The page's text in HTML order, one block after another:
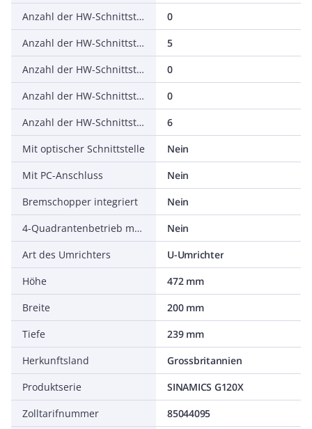
Anzahl der HW-Schnittstellen seriell RS-485
0
Anzahl der HW-Schnittstellen seriell TTY
5
Anzahl der HW-Schnittstellen USB
0
Anzahl der HW-Schnittstellen parallel
0
Anzahl der HW-Schnittstellen sonstige
6
Mit optischer Schnittstelle
Nein
Mit PC-Anschluss
Nein
Bremschopper integriert
Nein
4-Quadrantenbetrieb möglich
Nein
Art des Umrichters
U-Umrichter
Höhe
472 mm
Breite
200 mm
Tiefe
239 mm
Herkunftsland
Grossbritannien
Produktserie
SINAMICS G120X
Zolltarifnummer
85044095